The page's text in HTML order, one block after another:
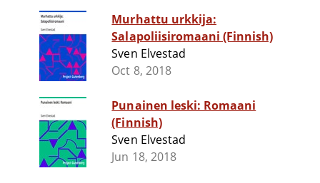
Murhattu urkkija:
Salapoliisiromaani (Finnish)
Sven Elvestad
Oct 8, 2018
Punainen leski: Romaani
(Finnish)
Sven Elvestad
Jun 18, 2018